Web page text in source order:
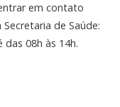
em contato
de Saúde:
08h às 14h.